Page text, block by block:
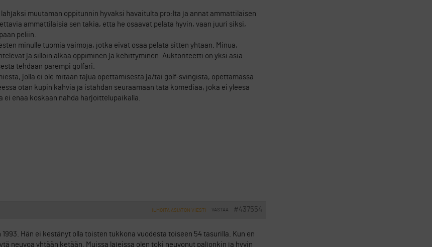
muutaman oppitunnin hyvaksi havaitulta pro:lta ja annat ammattilaisen
ammattilaisia sen takia, etta he osaavat pelata hyvin, vaan juuri siksi,
peliin.
minulle tuomia vaimoja, jotka eivat osaa pelata sitten yhtaan. Minua,
ja silloin alkaa oppiminen ja kehittyminen. Auktoriteetti on yksi asia.
tehdaan parempi golfari.
jolla ei ole mitaan tajua opettamisesta ja/tai golf-svingista, opettamassa
otan kupin kahvia ja istahdan seuraamaan tata komediaa, joka ei yleesa
ei enaa koskaan nahda harjoittelupaikalla.
#437554
VASTAA
ILMOITA ASIATON VIESTI
Hän ei kestänyt olla toisten tukkona vuodesta toiseen 54 tasurilla. Kun en
neuvoa yhtään ketään. Muissa lajeissa olen toki neuvonut paljonkin ja hyvin